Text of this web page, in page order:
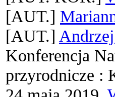
[AUT.]
[AUT.]
Konferencja
przyrodnicze :